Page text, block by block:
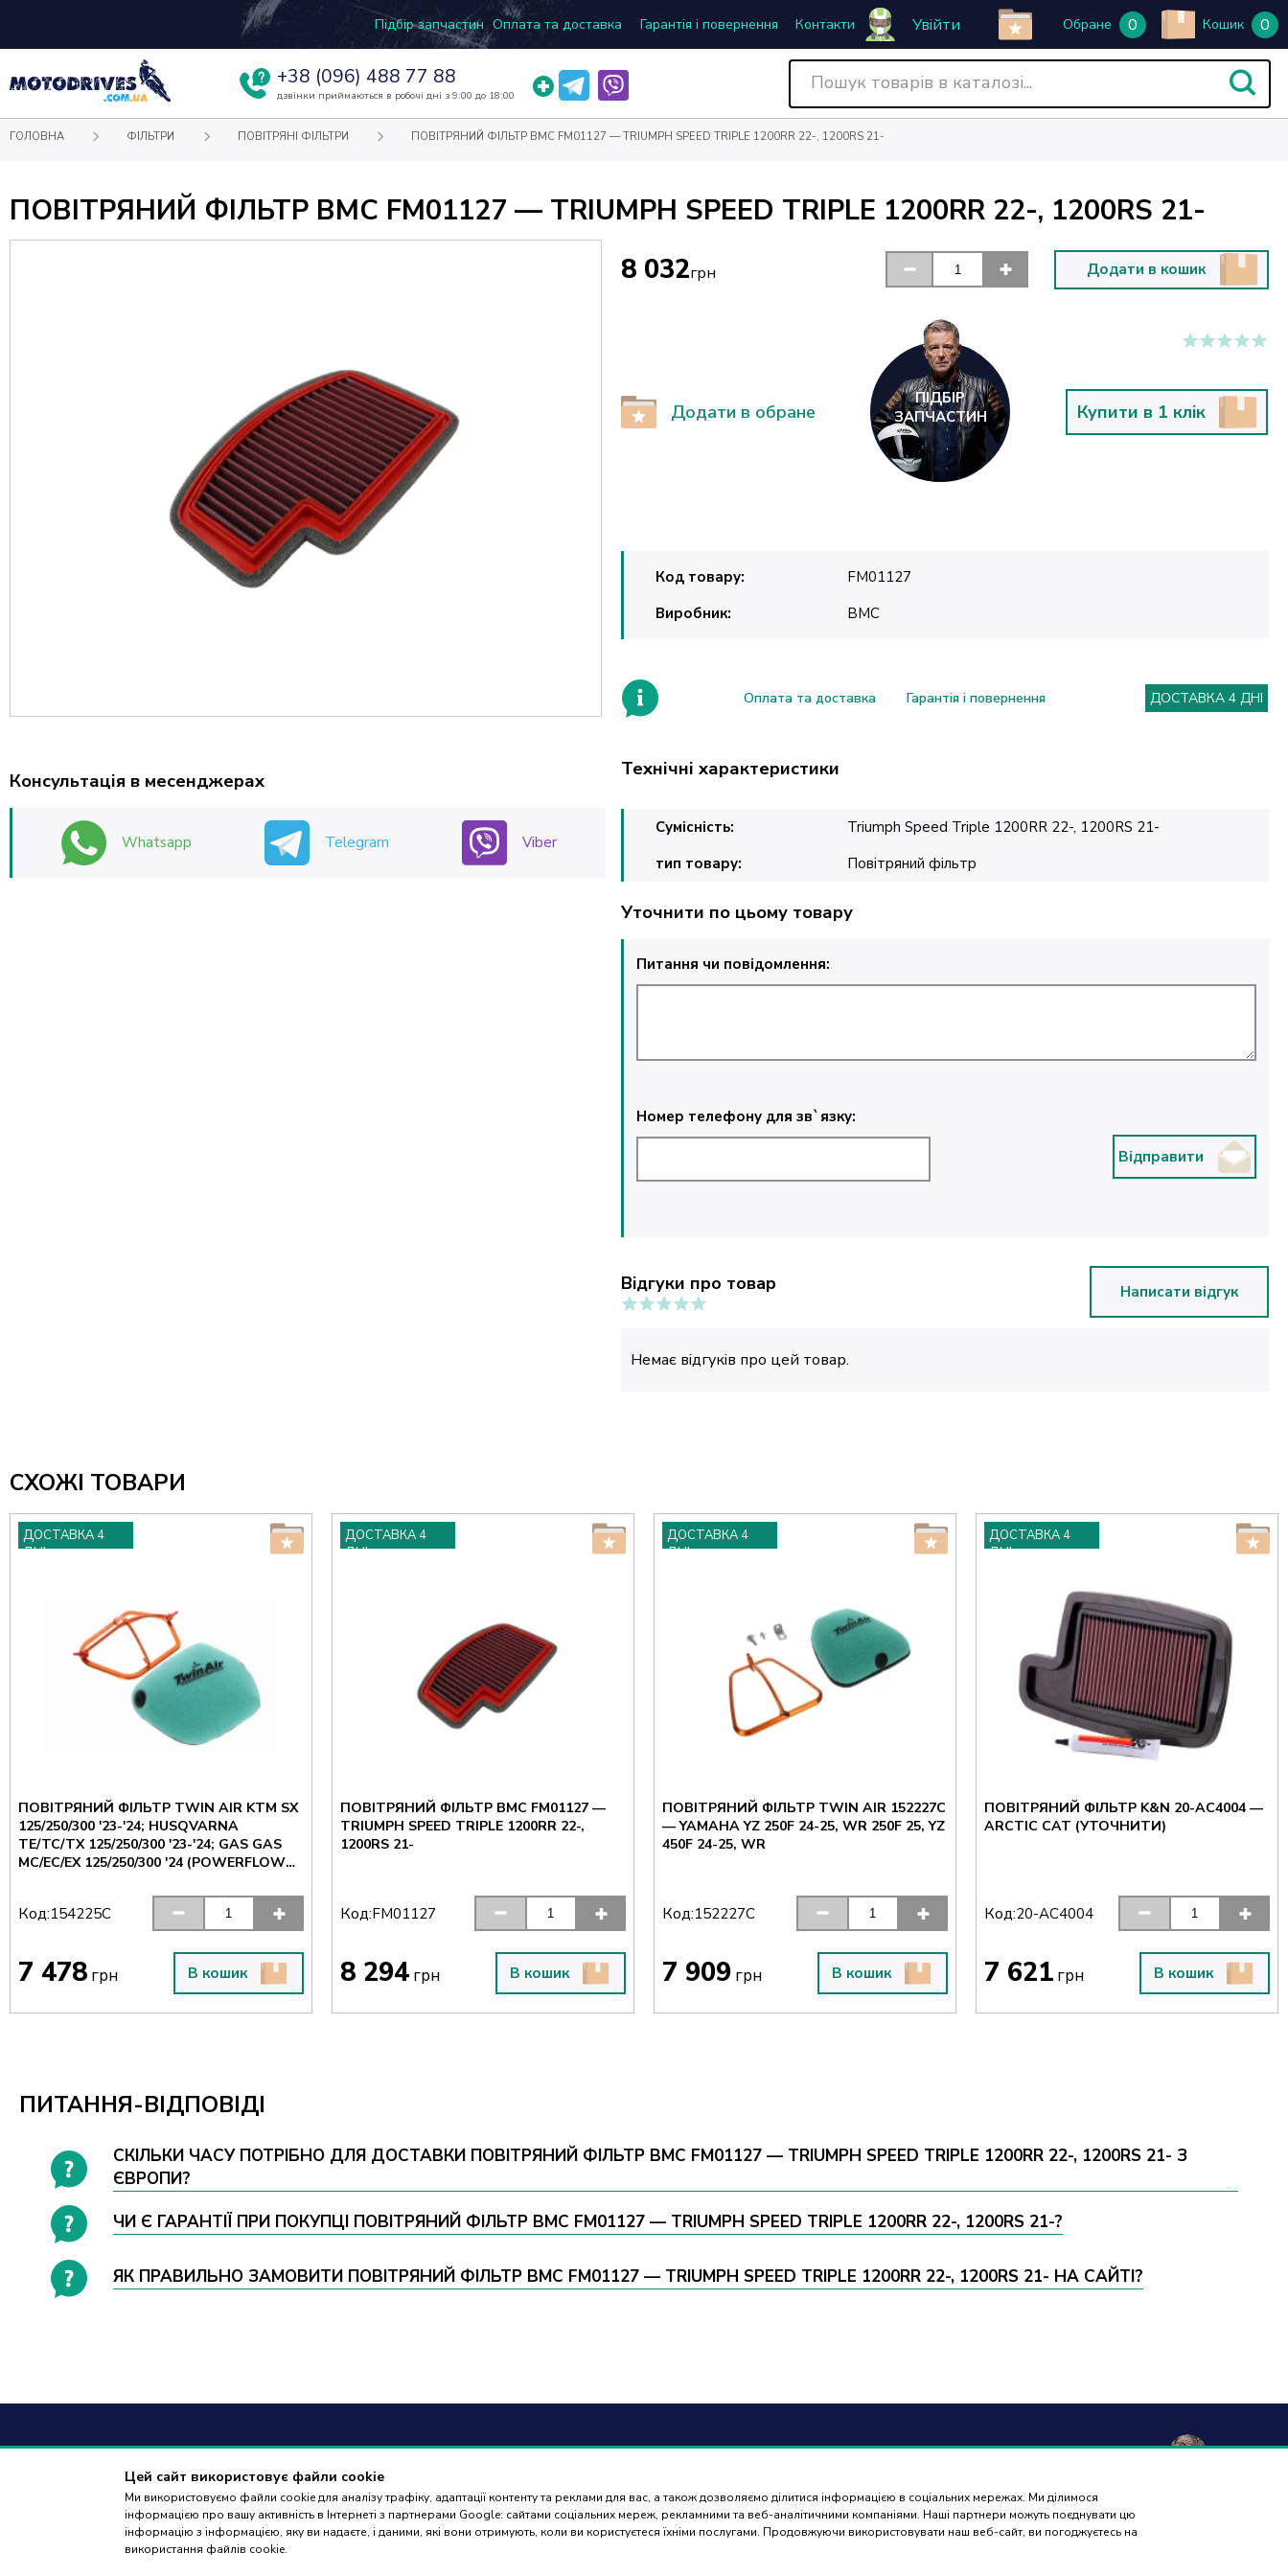
Підбір запчастин Оплата та доставка Гарантія і повернення Контакти Увійти Обране 0 Кошик 0
+38 (096) 488 77 88
дзвінки приймаються в робочі дні з 9:00 до 18:00
Цей сайт використовує файли cookie
Ми використовуємо файли cookie для аналізу трафіку, адаптації контенту та реклами для вас, а також дозволяємо ділитися інформацією в соціальних мережах. Ми ділимося
інформацією про вашу активність в Інтернеті з партнерами Google: сайтами соціальних мереж, рекламними та веб-аналітичними компаніями. Наші партнери можуть поєднувати цю
інформацію з інформацією, яку ви надаєте, і даними, які вони отримують, коли ви користуєтеся їхніми послугами. Продовжуючи використовувати наш веб-сайт, ви погоджуєтесь на
використання файлів cookie.
ГОЛОВНА ФІЛЬТРИ ПОВІТРЯНІ ФІЛЬТРИ ПОВІТРЯНИЙ ФІЛЬТР BMC FM01127 — TRIUMPH SPEED TRIPLE 1200RR 22-, 1200RS 21-
ПОВІТРЯНИЙ ФІЛЬТР BMC FM01127 — TRIUMPH SPEED TRIPLE 1200RR 22-, 1200RS 21-
Консультація в месенджерах
Whatsapp Telegram Viber
8 032грн Додати в кошик
Додати в обране
ПІДБІР
ЗАПЧАСТИН
Купити в 1 клік
Код товару:
FM01127
Виробник:
BMC
Оплата та доставка Гарантія і повернення ДОСТАВКА 4 ДНІ
Технічні характеристики
Сумісність:
Triumph Speed Triple 1200RR 22-, 1200RS 21-
тип товару:
Повітряний фільтр
Уточнити по цьому товару
Питання чи повідомлення:
Номер телефону для зв`язку:
Відправити
Відгуки про товар Написати відгук
Немає відгуків про цей товар.
СХОЖІ ТОВАРИ
ДОСТАВКА 4
ДНІ
ПОВІТРЯНИЙ ФІЛЬТР TWIN AIR KTM SX
125/250/300 '23-'24; HUSQVARNA
TE/TC/TX 125/250/300 '23-'24; GAS GAS
MC/EC/EX 125/250/300 '24 (POWERFLOW
Код:154225C
7 478 грн В кошик
ДОСТАВКА 4
ДНІ
ПОВІТРЯНИЙ ФІЛЬТР BMC FM01127 —
TRIUMPH SPEED TRIPLE 1200RR 22-,
1200RS 21-
Код:FM01127
8 294 грн В кошик
ДОСТАВКА 4
ДНІ
ПОВІТРЯНИЙ ФІЛЬТР TWIN AIR 152227C
— YAMAHA YZ 250F 24-25, WR 250F 25, YZ
450F 24-25, WR
Код:152227C
7 909 грн В кошик
ДОСТАВКА 4
ДНІ
ПОВІТРЯНИЙ ФІЛЬТР K&N 20-AC4004 —
ARCTIC CAT (УТОЧНИТИ)
Код:20-AC4004
7 621 грн В кошик
ПИТАННЯ-ВІДПОВІДІ
СКІЛЬКИ ЧАСУ ПОТРІБНО ДЛЯ ДОСТАВКИ ПОВІТРЯНИЙ ФІЛЬТР BMC FM01127 — TRIUMPH SPEED TRIPLE 1200RR 22-, 1200RS 21- З
ЄВРОПИ?
ЧИ Є ГАРАНТІЇ ПРИ ПОКУПЦІ ПОВІТРЯНИЙ ФІЛЬТР BMC FM01127 — TRIUMPH SPEED TRIPLE 1200RR 22-, 1200RS 21-?
ЯК ПРАВИЛЬНО ЗАМОВИТИ ПОВІТРЯНИЙ ФІЛЬТР BMC FM01127 — TRIUMPH SPEED TRIPLE 1200RR 22-, 1200RS 21- НА САЙТІ?
+38
дзвінки приймаються в робочі дні з 9:00 до
18:00
доставка
повернення